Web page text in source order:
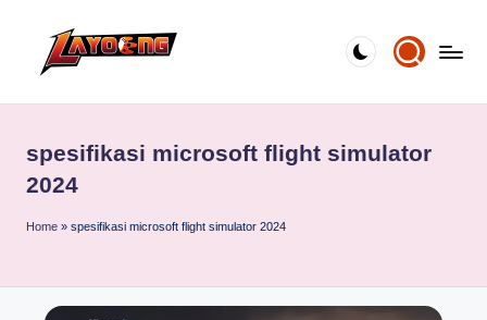
spesifikasi microsoft flight simulator
2024
Home » spesifikasi microsoft flight simulator 2024